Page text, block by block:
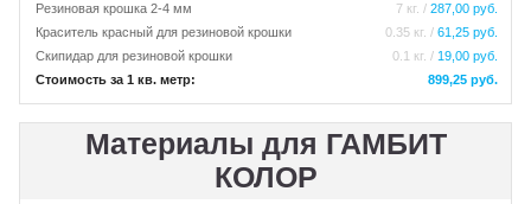
Резиновая крошка 2-4 мм
7 кг. / 287,00 руб.
Краситель красный для резиновой крошки
0.35 кг. / 61,25 руб.
Скипидар для резиновой крошки
0.1 кг. / 19,00 руб.
Стоимость за 1 кв. метр:
899,25 руб.
Материалы для ГАМБИТ
КОЛОР